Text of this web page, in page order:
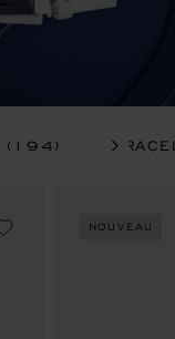
(194)
NOUVEAU